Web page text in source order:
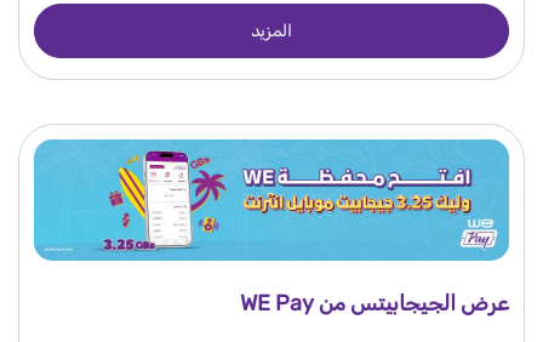
المزيد
عرض الجيجابيتس من WE Pay